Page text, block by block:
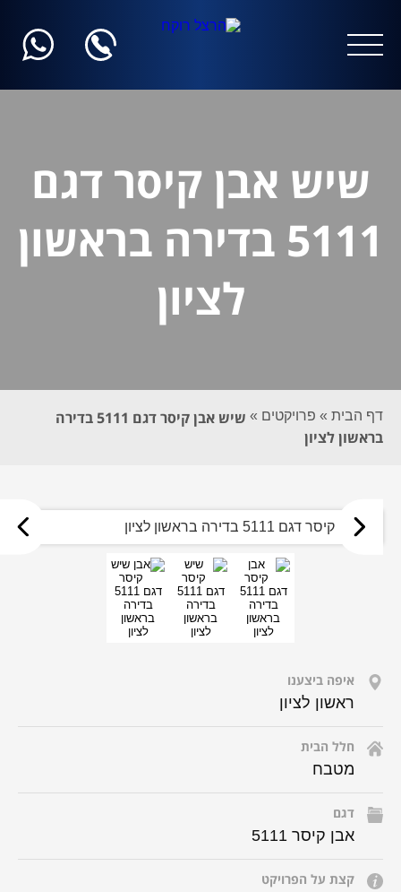
שיש אבן קיסר דגם
5111 בדירה בראשון
לציון
דף הבית » פרויקטים »
שיש אבן קיסר דגם 5111 בדירה
בראשון לציון
לחץ
להגדלה
לחץ
להגדלה
לחץ
להגדלה
איפה ביצענו
ראשון לציון
חלל הבית
מטבח
דגם
אבן קיסר 5111
קצת על הפרויקט